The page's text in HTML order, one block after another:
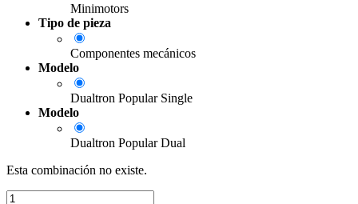
Minimotors
Tipo de pieza
Componentes mecánicos
Modelo
Dualtron Popular Single
Modelo
Dualtron Popular Dual
Esta combinación no existe.